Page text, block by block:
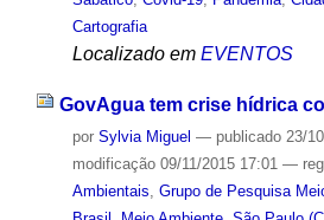
Cartografia
Localizado em EVENTOS
GovAgua tem crise hídrica
por Sylvia Miguel — publicado23/
modificação09/11/2015 17:01 —
Ambientais Grupo de Pesquisa